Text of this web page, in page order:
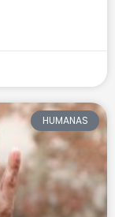
HUMANAS